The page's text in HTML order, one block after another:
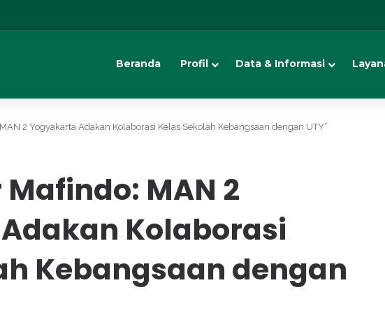
Beranda Profil Data & Informasi
2 Yogyakarta Adakan Kolaborasi Kelas Sekolah Kebangsaan dengan UTY”
MAN 2
Kolaborasi
Kebangsaan dengan